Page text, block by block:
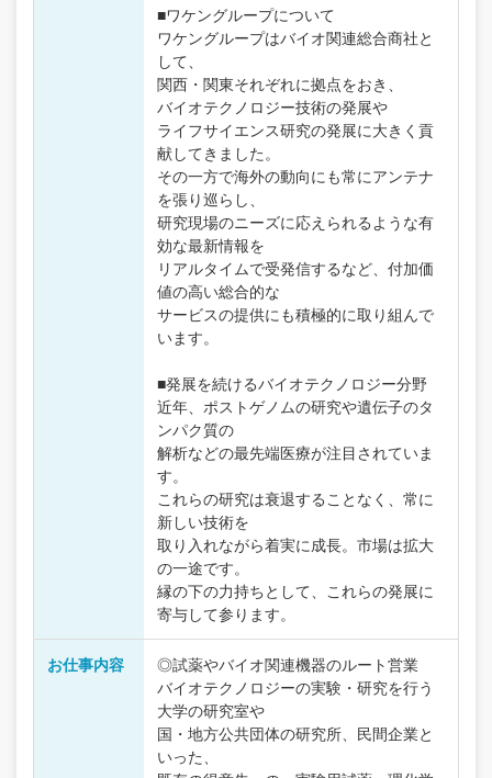
■ワケングループについて
ワケングループはバイオ関連総合商社と
して、
関西・関東それぞれに拠点をおき、
バイオテクノロジー技術の発展や
ライフサイエンス研究の発展に大きく貢
献してきました。
その一方で海外の動向にも常にアンテナ
を張り巡らし、
研究現場のニーズに応えられるような有
効な最新情報を
リアルタイムで受発信するなど、付加価
値の高い総合的な
サービスの提供にも積極的に取り組んで
います。
■発展を続けるバイオテクノロジー分野
近年、ポストゲノムの研究や遺伝子のタ
ンパク質の
解析などの最先端医療が注目されていま
す。
これらの研究は衰退することなく、常に
新しい技術を
取り入れながら着実に成長。市場は拡大
の一途です。
縁の下の力持ちとして、これらの発展に
寄与して参ります。
お仕事内容
◎試薬やバイオ関連機器のルート営業
バイオテクノロジーの実験・研究を行う
大学の研究室や
国・地方公共団体の研究所、民間企業と
いった、